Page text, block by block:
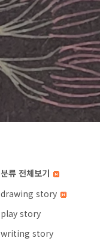
분류 전체보기
drawing story
play story
writing story